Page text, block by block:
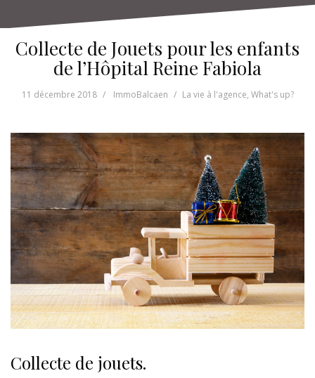
Collecte de Jouets pour les enfants
de l’Hôpital Reine Fabiola
11 décembre 2018 ImmoBalcaen La vie à l'agence, What's up?
Collecte de jouets.